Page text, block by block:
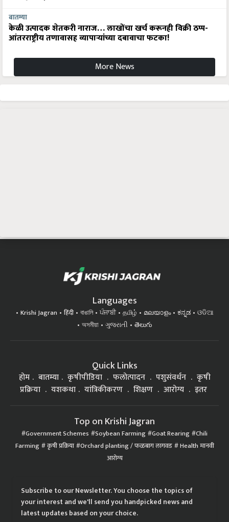
बातम्या
केळी उत्पादक शेतकरी नाराज… लाखोंचा खर्च करूनही विक्री ठप्प-
आंतरराष्ट्रीय तणावासह व्यापाऱ्यांच्या दबावाचा फटका!
More News
Languages
Krishi Jagran हिंदी বাঙালি ਪੰਜਾਬੀ தமிழ் മലയാളം ಕನ್ನಡ
ଓଡିଆ
অসমীয়া
ગુજરાતી తెలుగు
Quick Links
होम बातम्या कृषीपीडिया फलोत्पादन पशुसंवर्धन
कृषी
प्रक्रिया
यशकथा यांत्रिकीकरण शिक्षण आरोग्य इतर
Top on Krishi Jagran
Government Schemes Soybean Farming Goat Rearing Chili
Farming कृषी प्रक्रिया Orchard planting / फळबाग लागवड Health मानवी
आरोग्य
Subscribe to our Newsletter. You choose the topics of
your interest and we'll send you handpicked news and
latest updates based on your choice.